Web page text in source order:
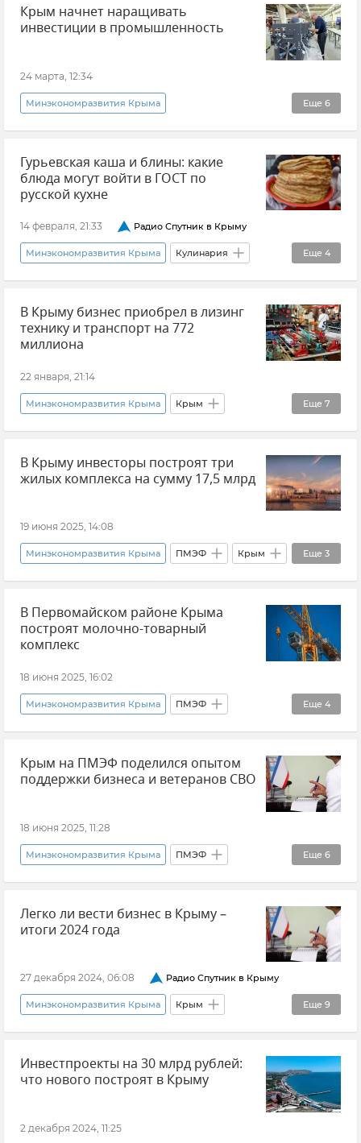
Экономика Экономика Крыма
Крым начнет наращивать
инвестиции в промышленность
24 марта, 12:34
Еще 6
Минэкономразвития Крыма
Промышленность в Крыму Инвестиции
Новости Крыма Крым Экономика
Экономика Крыма
Гурьевская каша и блины: какие
блюда могут войти в ГОСТ по
русской кухне
14 февраля, 21:33 Радио Спутник в Крыму
Еще 4
Минэкономразвития Крыма Кулинария
ГОСТ Россия Новости Крыма
Общество
В Крыму бизнес приобрел в лизинг
технику и транспорт на 772
миллиона
22 января, 21:14
Еще 7
Минэкономразвития Крыма Крым
Бизнес Крымский бизнес Экономика
Экономика Крыма Новости Крыма
Производство
В Крыму инвесторы построят три
жилых комплекса на сумму 17,5 млрд
19 июня 2025, 14:08
Еще 3
Минэкономразвития Крыма ПМЭФ Крым
Инвестиции Строительство Новости
В Первомайском районе Крыма
построят молочно-товарный
комплекс
18 июня 2025, 16:02
Еще 4
Минэкономразвития Крыма ПМЭФ
Новости Крым Новости Крыма
Строительство
Крым на ПМЭФ поделился опытом
поддержки бизнеса и ветеранов СВО
18 июня 2025, 11:28
Еще 6
Минэкономразвития Крыма ПМЭФ
Ирина Кивико Помощь бойцам СВО
Бизнес Крымский бизнес Крым
Легко ли вести бизнес в Крыму –
итоги 2024 года
27 декабря 2024, 06:08 Радио Спутник в Крыму
Еще 9
Минэкономразвития Крыма Крым
Владислав Ганжара Предпринимательство
Крымский бизнес Экономика
Минтуризма Крыма
Инвестпроекты на 30 млрд рублей:
что нового построят в Крыму
2 декабря 2024, 11:25